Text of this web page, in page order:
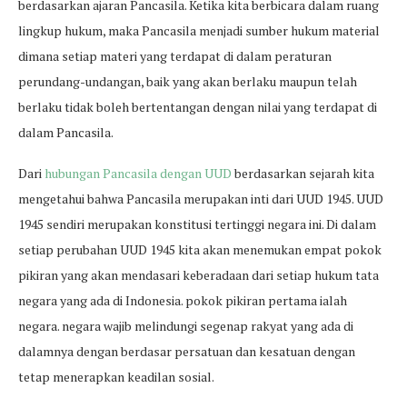
berdasarkan ajaran Pancasila. Ketika kita berbicara dalam ruang
lingkup hukum, maka Pancasila menjadi sumber hukum material
dimana setiap materi yang terdapat di dalam peraturan
perundang-undangan, baik yang akan berlaku maupun telah
berlaku tidak boleh bertentangan dengan nilai yang terdapat di
dalam Pancasila.
Dari hubungan Pancasila dengan UUDberdasarkan sejarah kita
mengetahui bahwa Pancasila merupakan inti dari UUD 1945. UUD
1945 sendiri merupakan konstitusi tertinggi negara ini. Di dalam
setiap perubahan UUD 1945 kita akan menemukan empat pokok
pikiran yang akan mendasari keberadaan dari setiap hukum tata
negara yang ada di Indonesia. pokok pikiran pertama ialah
negara. negara wajib melindungi segenap rakyat yang ada di
dalamnya dengan berdasar persatuan dan kesatuan dengan
tetap menerapkan keadilan sosial.